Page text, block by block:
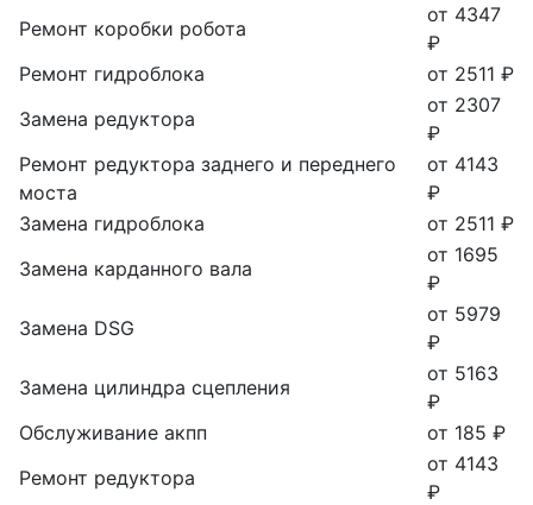
Ремонт коробки робота
от 4347
₽
Ремонт гидроблока
от 2511 ₽
Замена редуктора
от 2307
₽
Ремонт редуктора заднего и переднего
моста
от 4143
₽
Замена гидроблока
от 2511 ₽
Замена карданного вала
от 1695
₽
Замена DSG
от 5979
₽
Замена цилиндра сцепления
от 5163
₽
Обслуживание акпп
от 185 ₽
Ремонт редуктора
от 4143
₽